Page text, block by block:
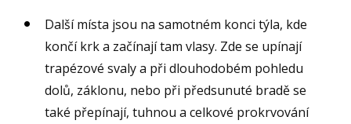
Další místa jsou na samotném konci týla, kde
končí krk a začínají tam vlasy. Zde se upínají
trapézové svaly a při dlouhodobém pohledu
dolů, záklonu, nebo při předsunuté bradě se
také přepínají, tuhnou a celkové prokrvování